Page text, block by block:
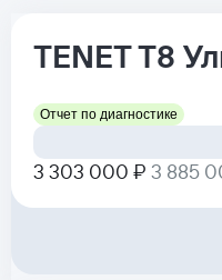
TENETT8
Отчет по диагностике
3 303 000 ₽ 3 885